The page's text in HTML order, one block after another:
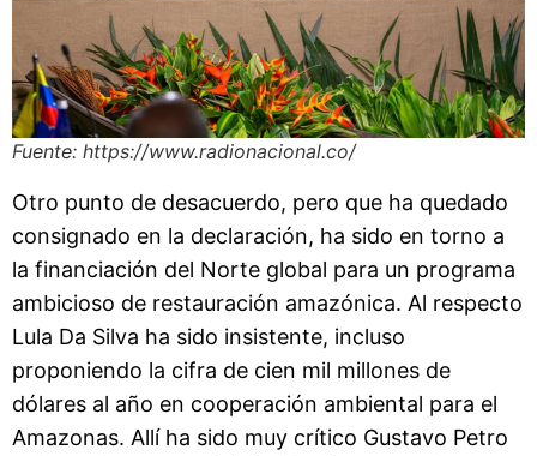
Fuente: https://www.radionacional.co/
Otro punto de desacuerdo, pero que ha quedado
consignado en la declaración, ha sido en torno a
la financiación del Norte global para un programa
ambicioso de restauración amazónica. Al respecto
Lula Da Silva ha sido insistente, incluso
proponiendo la cifra de cien mil millones de
dólares al año en cooperación ambiental para el
Amazonas. Allí ha sido muy crítico Gustavo Petro